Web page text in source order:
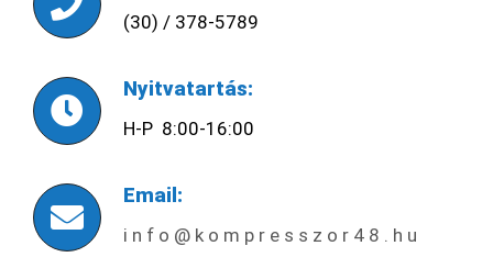
(30) / 378-5789
Nyitvatartás:
H-P 8:00-16:00
Email:
i n f o @ k o m p r e s s z o r 4 8 . h u